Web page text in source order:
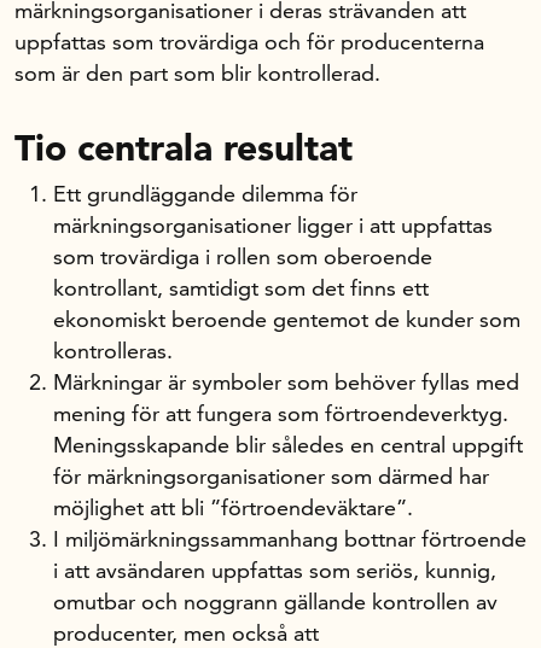
märkningsorganisationer i deras strävanden att
uppfattas som trovärdiga och för producenterna
som är den part som blir kontrollerad.
Tio centrala resultat
Ett grundläggande dilemma för
märkningsorganisationer ligger i att uppfattas
som trovärdiga i rollen som oberoende
kontrollant, samtidigt som det finns ett
ekonomiskt beroende gentemot de kunder som
kontrolleras.
Märkningar är symboler som behöver fyllas med
mening för att fungera som förtroendeverktyg.
Meningsskapande blir således en central uppgift
för märkningsorganisationer som därmed har
möjlighet att bli ”förtroendeväktare”.
I miljömärkningssammanhang bottnar förtroende
i att avsändaren uppfattas som seriös, kunnig,
omutbar och noggrann gällande kontrollen av
producenter, men också att